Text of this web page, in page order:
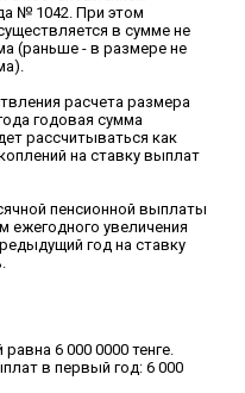
№ 1042. При этом
в сумме не
(раньше - в размере не
расчета размера
годовая сумма
рассчитываться как
на ставку выплат
пенсионной выплаты
ежегодного увеличения
год на ставку
6 000 0000 тенге.
в первый год: 6 000